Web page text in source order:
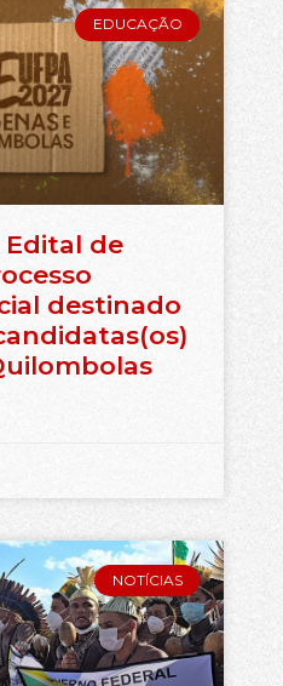
EDUCAÇÃO
Edital de
destinado
NOTÍCIAS